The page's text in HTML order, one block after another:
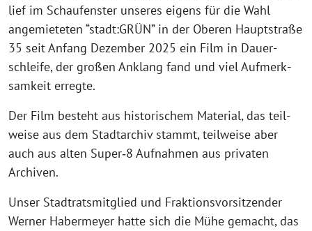
lief im Schau­fens­ter unse­res eigens für die Wahl
ange­mie­te­ten “stadt:GRÜN” in der Obe­ren Haupt­stra­ße
35 seit Anfang Dezem­ber 2025 ein Film in Dau­er­
schlei­fe, der gro­ßen Anklang fand und viel Auf­merk­
sam­keit erregte.
Der Film besteht aus his­to­ri­schem Mate­ri­al, das teil­
wei­se aus dem Stadt­ar­chiv stammt, teil­wei­se aber
auch aus alten Super‑8 Auf­nah­men aus pri­va­ten
Archiven.
Unser Stadt­rats­mit­glied und Frak­ti­ons­vor­sit­zen­der
Wer­ner Haber­mey­er hat­te sich die Mühe gemacht, das